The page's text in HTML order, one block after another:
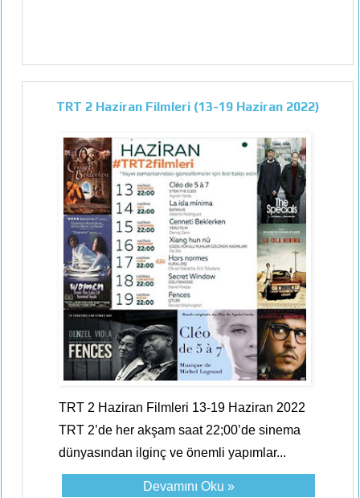
TRT 2 Haziran Filmleri (13-19 Haziran 2022)
TRT 2 Haziran Filmleri 13-19 Haziran 2022
TRT 2’de her akşam saat 22;00’de sinema
dünyasından ilginç ve önemli yapımlar...
Devamını Oku »